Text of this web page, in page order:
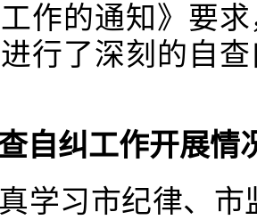
作的通知》要
行了深刻的自
自纠工作开展情
学习市纪律、市